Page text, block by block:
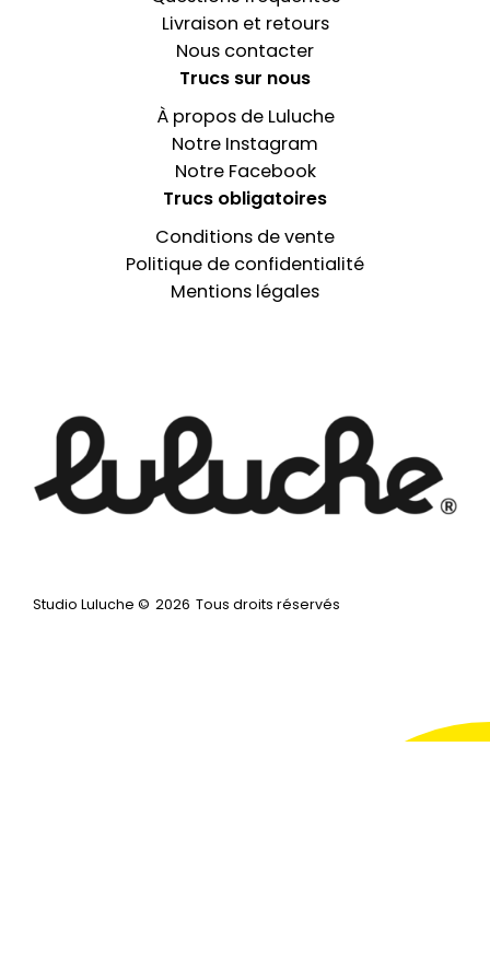
Livraison et retours
Nous contacter
Trucs sur nous
À propos de Luluche
Notre Instagram
Notre Facebook
Trucs obligatoires
Conditions de vente
Politique de confidentialité
Mentions légales
Studio Luluche © 2026 Tous droits réservés